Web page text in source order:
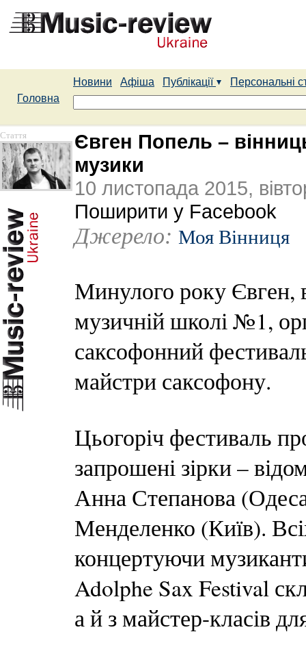
Новини Афіша Публікації
Персональні
Головна
Стаття
Євген Попель –
музики
10 листопада 2015,
Поширити у Facebook
Джерело: Моя Вінниця
Минулого року Євген,
музичній школі №1,
саксофонний
майстри саксофону.
Цьогоріч фестиваль
запрошені зірки –
Анна Степанова
Менделенко (Київ).
концертуючи
Adolphe Sax Festival
а й з майстер-класів